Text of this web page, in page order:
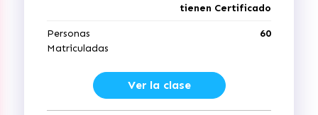
tienen Certificado
Personas
Matriculadas
60
Ver la clase